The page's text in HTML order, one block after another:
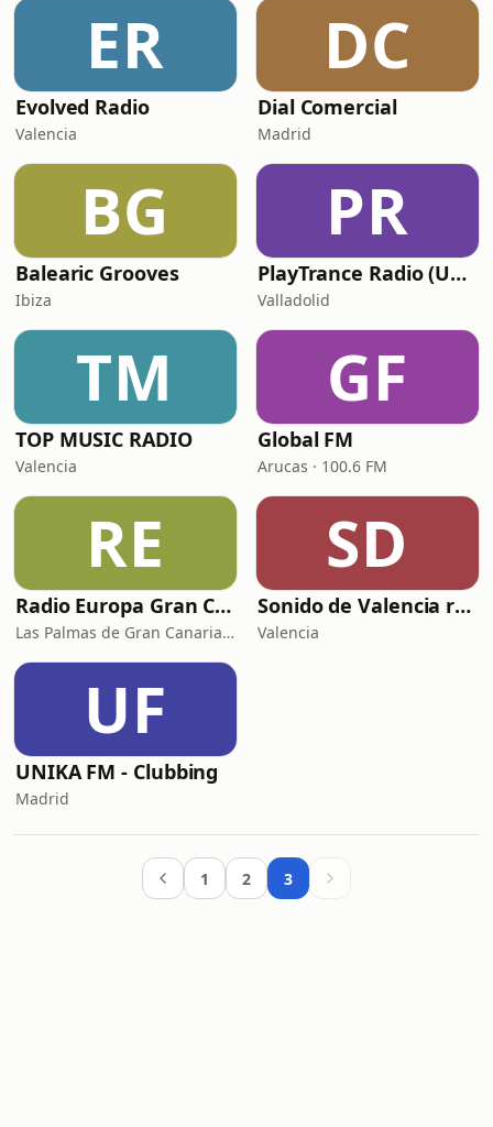
ER
Evolved Radio
Valencia
DC
Dial Comercial
Madrid
BG
Balearic Grooves
Ibiza
PR
PlayTrance Radio (Uplifting Only Channel)
Valladolid
TM
TOP MUSIC RADIO
Valencia
GF
Global FM
Arucas · 100.6 FM
RE
Radio Europa Gran Canaria
Las Palmas de Gran Canaria · 104.0 FM
SD
Sonido de Valencia radio
Valencia
UF
UNIKA FM - Clubbing
Madrid
1 2 3